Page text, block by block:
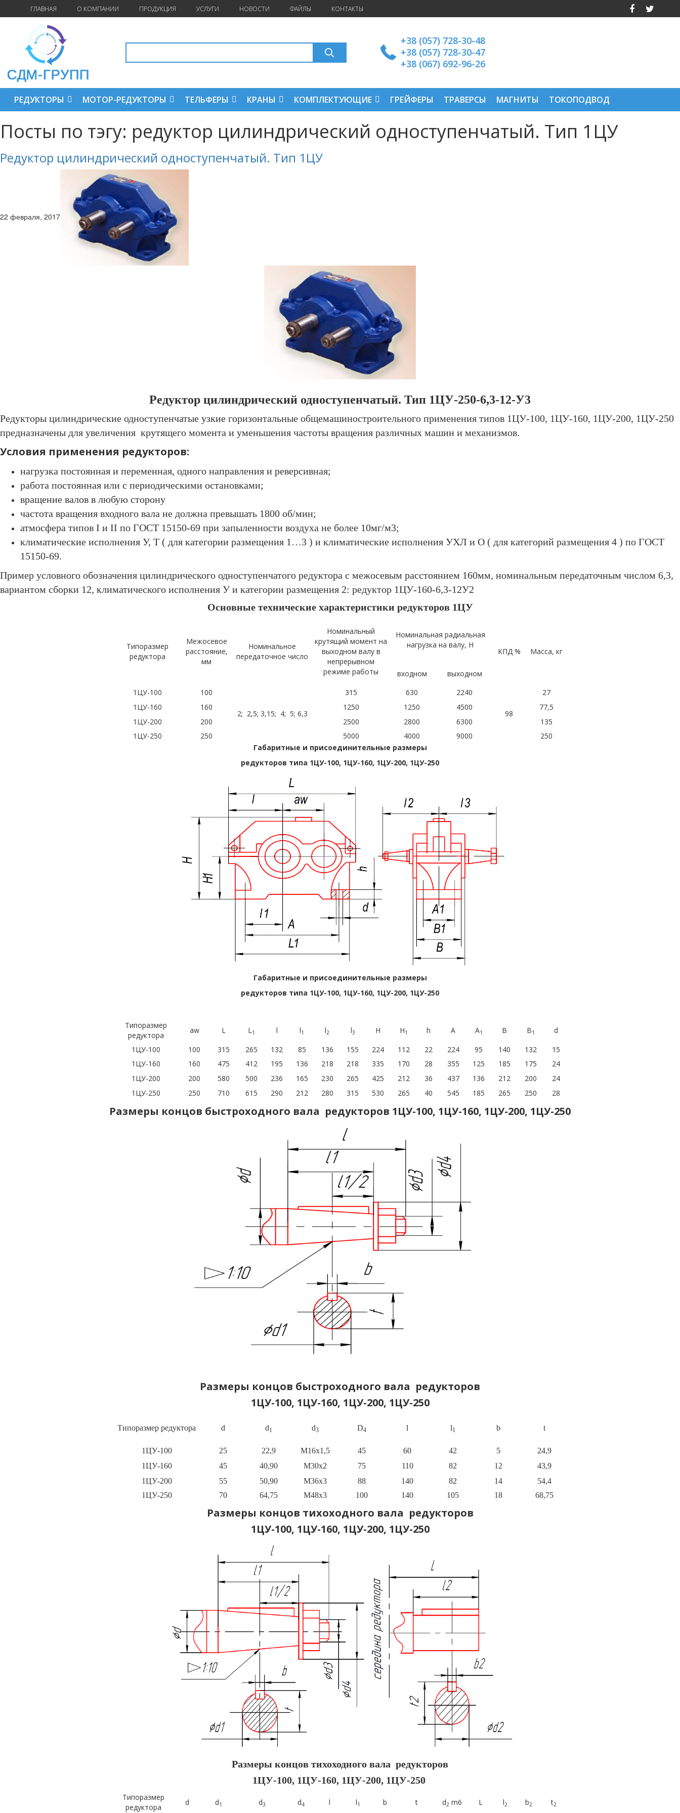
ГЛАВНАЯ О КОМПАНИИ ПРОДУКЦИЯ УСЛУГИ НОВОСТИ ФАЙЛЫ КОНТАКТЫ
+38 (057) 728-30-48
+38 (057) 728-30-47
+38 (067) 692-96-26
РЕДУКТОРЫ МОТОР-РЕДУКТОРЫ ТЕЛЬФЕРЫ КРАНЫ КОМПЛЕКТУЮЩИЕ ГРЕЙФЕРЫ ТРАВЕРСЫ МАГНИТЫ ТОКОПОДВОД
Посты по тэгу: редуктор цилиндрический одноступенчатый. Тип 1ЦУ
Редуктор цилиндрический одноступенчатый. Тип 1ЦУ
22 февраля, 2017
Редуктор цилиндрический одноступенчатый. Тип 1ЦУ-250-6,3-12-У3
Редукторы цилиндрические одноступенчатые узкие горизонтальные общемашиностроительного применения типов 1ЦУ-100, 1ЦУ-160, 1ЦУ-200, 1ЦУ-250
предназначены для увеличения крутящего момента и уменьшения частоты вращения различных машин и механизмов.
Условия применения редукторов:
нагрузка постоянная и переменная, одного направления и реверсивная;
работа постоянная или с периодическими остановками;
вращение валов в любую сторону
частота вращения входного вала не должна превышать 1800 об/мин;
атмосфера типов I и II по ГОСТ 15150-69 при запыленности воздуха не более 10мг/м3;
климатические исполнения У, Т ( для категории размещения 1…3 ) и климатические исполнения УХЛ и О ( для категорий размещения 4 ) по ГОСТ
15150-69.
Пример условного обозначения цилиндрического одноступенчатого редуктора с межосевым расстоянием 160мм, номинальным передаточным числом 6,3,
вариантом сборки 12, климатического исполнения У и категории размещения 2: редуктор 1ЦУ-160-6,3-12У2
Основные технические характеристики редукторов 1ЦУ
Типоразмер
редуктора
Межосевое
расстояние,
мм
Номинальное
передаточное число
Номинальный
крутящий момент на
выходном валу в
непрерывном
режиме работы
Номинальная радиальная
нагрузка на валу, Н
КПД % Масса, кг
входном
выходном
1ЦУ-100
100
2; 2,5; 3,15; 4; 5; 6,3
315 630 2240
98
27
1ЦУ-160
160 1250 1250 4500
77,5
1ЦУ-200
200 2500 2800 6300
135
1ЦУ-250
250 5000 4000 9000
250
Габаритные и присоединительные размеры
редукторов типа 1ЦУ-100, 1ЦУ-160, 1ЦУ-200, 1ЦУ-250
Габаритные и присоединительные размеры
редукторов типа 1ЦУ-100, 1ЦУ-160, 1ЦУ-200, 1ЦУ-250
Типоразмер
редуктора
aw L L1 l l1 l2 l3 H H1 h A A1 B B1
d
1ЦУ-100
100 315 265 132 85 136 155 224 112 22 224 95 140 132
15
1ЦУ-160
160 475 412 195 136 218 218 335 170 28 355 125 185 175
24
1ЦУ-200
200 580 500 236 165 230 265 425 212 36 437 136 212 200
24
1ЦУ-250
250 710 615 290 212 280 315 530 265 40 545 185 265 250 28
Размеры концов быстроходного вала редукторов 1ЦУ-100, 1ЦУ-160, 1ЦУ-200, 1ЦУ-250
Размеры концов быстроходного вала редукторов
1ЦУ-100, 1ЦУ-160, 1ЦУ-200, 1ЦУ-250
Типоразмер редуктора d d1 d3 D4 l l1 b t
1ЦУ-100 25 22,9 М16х1,5 45 60 42 5
24,9
1ЦУ-160
45 40,90 М30х2 75 110 82 12
43,9
1ЦУ-200
55 50,90 M36x3 88 140 82 14
54,4
1ЦУ-250
70 64,75 М48х3 100 140 105 18 68,75
Размеры концов тихоходного вала редукторов
1ЦУ-100, 1ЦУ-160, 1ЦУ-200, 1ЦУ-250
Размеры концов тихоходного вала редукторов
1ЦУ-100, 1ЦУ-160, 1ЦУ-200, 1ЦУ-250
Типоразмер
редуктора
d d1 d3 d4 l l1 b t d2 m6 L l2 b2 t2